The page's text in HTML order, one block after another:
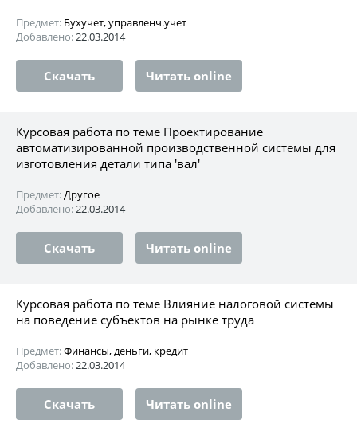
Предмет: Бухучет, управленч.учет
Добавлено:22.03.2014
Скачать Читать online
Курсовая работа по теме Проектирование
автоматизированной производственной системы для
изготовления детали типа 'вал'
Предмет:Другое
Добавлено:22.03.2014
Скачать Читать online
Курсовая работа по теме Влияние налоговой системы
на поведение субъектов на рынке труда
Предмет:Финансы, деньги, кредит
Добавлено:22.03.2014
Скачать Читать online